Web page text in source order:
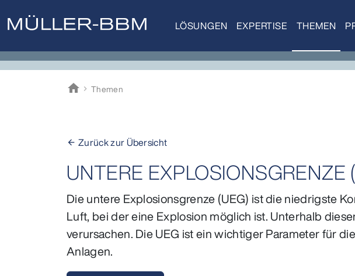
LÖSUNGEN EXPERTISE THEMEN
home
Müller-BBM
Themen
arrow_back Zurück zur Übersicht
UNTERE EXPLOSIONSGRENZE
Die untere Explosionsgrenze (UEG) ist die niedrigste
Luft, bei der eine Explosion möglich ist. Unterhalb
verursachen. Die UEG ist ein wichtiger Parameter für
Anlagen.